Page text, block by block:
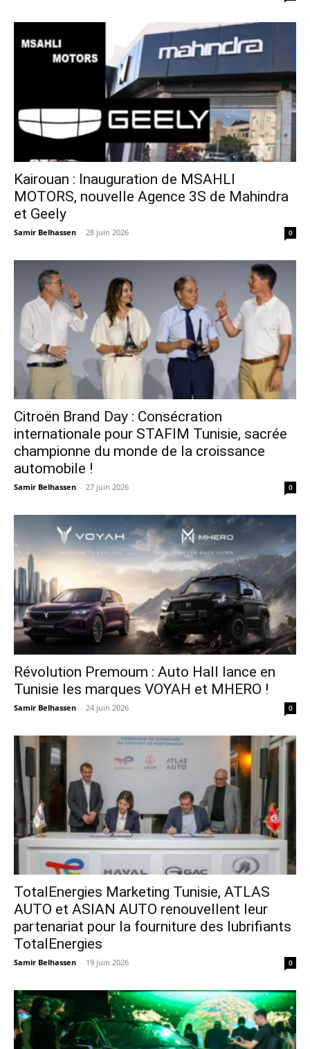
Kairouan : Inauguration de MSAHLI
MOTORS, nouvelle Agence 3S de Mahindra
et Geely
Samir Belhassen - 28 juin 2026 0
Citroën Brand Day : Consécration
internationale pour STAFIM Tunisie, sacrée
championne du monde de la croissance
automobile !
Samir Belhassen - 27 juin 2026 0
Révolution Premoum : Auto Hall lance en
Tunisie les marques VOYAH et MHERO !
Samir Belhassen - 24 juin 2026 0
TotalEnergies Marketing Tunisie, ATLAS
AUTO et ASIAN AUTO renouvellent leur
partenariat pour la fourniture des lubrifiants
TotalEnergies
Samir Belhassen - 19 juin 2026 0